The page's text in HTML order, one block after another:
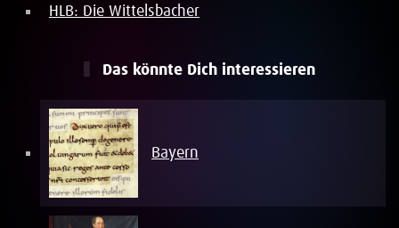
HLB: Die Wittelsbacher
Das könnte Dich interessieren
Bayern